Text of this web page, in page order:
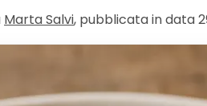
Marta Salvi, pubblicata in data